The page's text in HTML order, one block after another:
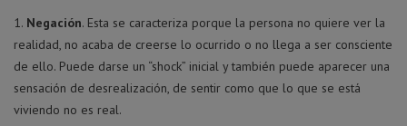
Negación. Esta se caracteriza porque la persona no quiere ver la
realidad, no acaba de creerse lo ocurrido o no llega a ser consciente
de ello. Puede darse un “shock” inicial y también puede aparecer una
sensación de desrealización, de sentir como que lo que se está
viviendo no es real.